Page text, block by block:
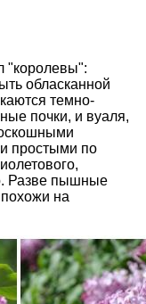
"королевы":
обласканной
темно-
почки, и вуаля,
простыми по
Разве пышные
на